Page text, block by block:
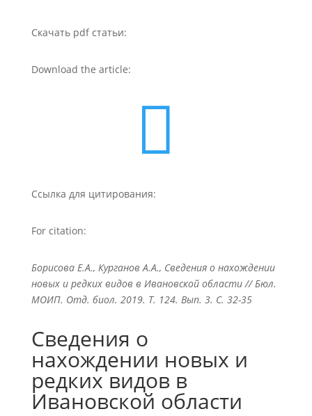
Скачать pdf статьи:
Download the article:

Ссылка для цитирования:
For citation:
Борисова Е.А., Курганов А.А., Сведения о нахождении
новых и редких видов в Ивановской области // Бюл.
МОИП. Отд. биол. 2019. Т. 124. Вып. 3. С. 32-35
Сведения о
нахождении новых и
редких видов в
Ивановской области